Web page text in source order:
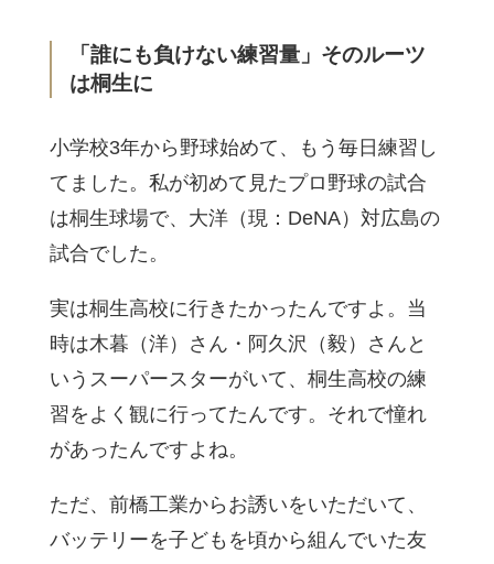
「誰にも負けない練習量」そのルーツ
は桐生に
小学校3年から野球始めて、もう毎日練習し
てました。私が初めて見たプロ野球の試合
は桐生球場で、大洋（現：DeNA）対広島の
試合でした。
実は桐生高校に行きたかったんですよ。当
時は木暮（洋）さん・阿久沢（毅）さんと
いうスーパースターがいて、桐生高校の練
習をよく観に行ってたんです。それで憧れ
があったんですよね。
ただ、前橋工業からお誘いをいただいて、
バッテリーを子どもを頃から組んでいた友